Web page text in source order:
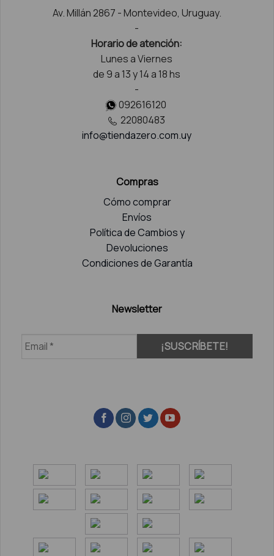
Av. Millán 2867 - Montevideo, Uruguay.
-
Horario de atención:
Lunes a Viernes
de 9 a 13 y 14 a 18 hs
-
092616120
22080483
info@tiendazero.com.uy
Compras
Cómo comprar
Envíos
Política de Cambios y
Devoluciones
Condiciones de Garantía
Newsletter